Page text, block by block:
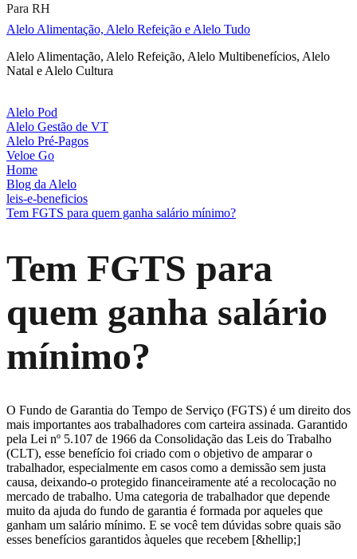
Para RH
Alelo Alimentação, Alelo Refeição e Alelo Tudo
Alelo Alimentação, Alelo Refeição, Alelo Multibenefícios, Alelo
Natal e Alelo Cultura
Alelo Pod
Alelo Gestão de VT
Alelo Pré-Pagos
Veloe Go
Home
Blog da Alelo
leis-e-beneficios
Tem FGTS para quem ganha salário mínimo?
Tem FGTS para
quem ganha salário
mínimo?
O Fundo de Garantia do Tempo de Serviço (FGTS) é um direito dos
mais importantes aos trabalhadores com carteira assinada. Garantido
pela Lei nº 5.107 de 1966 da Consolidação das Leis do Trabalho
(CLT), esse benefício foi criado com o objetivo de amparar o
trabalhador, especialmente em casos como a demissão sem justa
causa, deixando-o protegido financeiramente até a recolocação no
mercado de trabalho. Uma categoria de trabalhador que depende
muito da ajuda do fundo de garantia é formada por aqueles que
ganham um salário mínimo. E se você tem dúvidas sobre quais são
esses benefícios garantidos àqueles que recebem [&hellip;]